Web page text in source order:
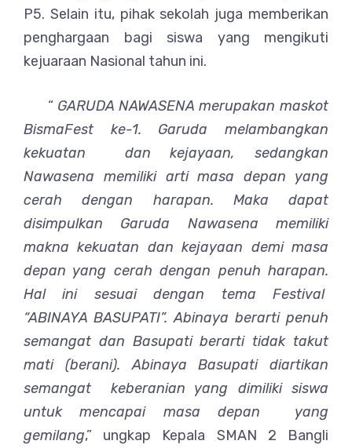
P5. Selain itu, pihak sekolah juga memberikan
penghargaan bagi siswa yang mengikuti
kejuaraan Nasional tahun ini.
“ GARUDA NAWASENA merupakan maskot
BismaFest ke-1. Garuda melambangkan
kekuatan dan kejayaan, sedangkan
Nawasena memiliki arti masa depan yang
cerah dengan harapan. Maka dapat
disimpulkan Garuda Nawasena memiliki
makna kekuatan dan kejayaan demi masa
depan yang cerah dengan penuh harapan.
Hal ini sesuai dengan tema Festival
“ABINAYA BASUPATI”. Abinaya berarti penuh
semangat dan Basupati berarti tidak takut
mati (berani). Abinaya Basupati diartikan
semangat keberanian yang dimiliki siswa
untuk mencapai masa depan yang
gemilang,” ungkap Kepala SMAN 2 Bangli